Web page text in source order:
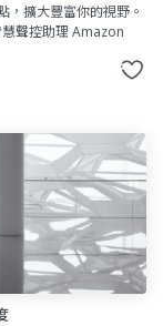
，擴大豐富你的視野。
聲控助理 Amazon